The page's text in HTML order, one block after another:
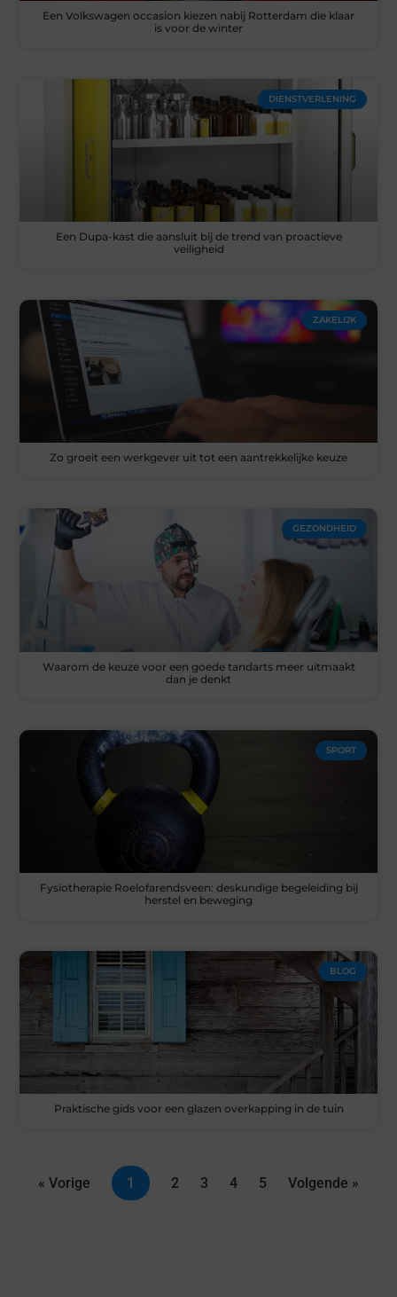
Een Volkswagen occasion kiezen nabij Rotterdam die klaar
is voor de winter
DIENSTVERLENING
Een Dupa-kast die aansluit bij de trend van proactieve
veiligheid
ZAKELIJK
Zo groeit een werkgever uit tot een aantrekkelijke keuze
GEZONDHEID
Waarom de keuze voor een goede tandarts meer uitmaakt
dan je denkt
SPORT
Fysiotherapie Roelofarendsveen: deskundige begeleiding bij
herstel en beweging
BLOG
Praktische gids voor een glazen overkapping in de tuin
« Vorige 1 2 3 4 5 Volgende »